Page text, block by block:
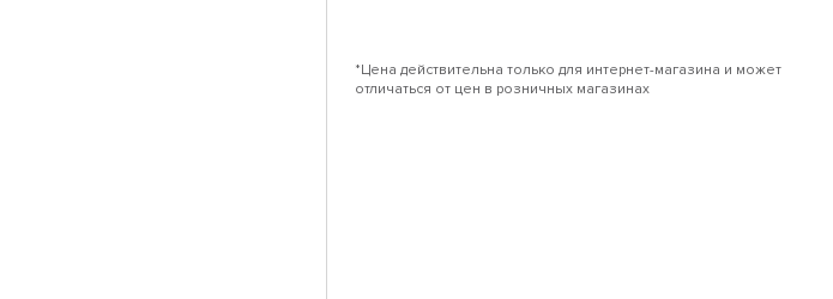
*Цена действительна только для интернет-магазина и может
отличаться от цен в розничных магазинах